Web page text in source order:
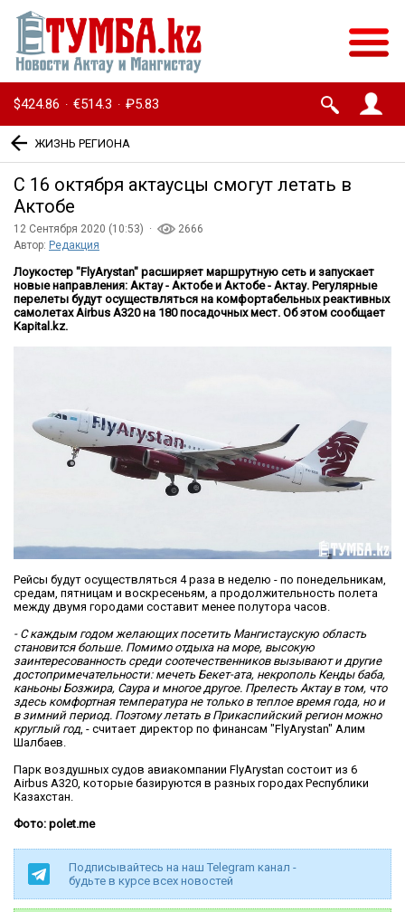
$424.86 · €514.3 · ₽5.83
ЖИЗНЬ РЕГИОНА
С 16 октября актаусцы смогут летать в
Актобе
12 Сентября 2020 (10:53) ·
2666
Автор: Редакция
Лоукостер "FlyArystan" расширяет маршрутную сеть и запускает
новые направления: Актау - Актобе и Актобе - Актау. Регулярные
перелеты будут осуществляться на комфортабельных реактивных
самолетах Airbus A320 на 180 посадочных мест. Об этом сообщает
Kapital.kz.
Рейсы будут осуществляться 4 раза в неделю - по понедельникам,
средам, пятницам и воскресеньям, а продолжительность полета
между двумя городами составит менее полутора часов.
- С каждым годом желающих посетить Мангистаускую область
становится больше. Помимо отдыха на море, высокую
заинтересованность среди соотечественников вызывают и другие
достопримечательности: мечеть Бекет-ата, некрополь Кенды баба,
каньоны Бозжира, Саура и многое другое. Прелесть Актау в том, что
здесь комфортная температура не только в теплое время года, но и
в зимний период. Поэтому летать в Прикаспийский регион можно
круглый год, - считает директор по финансам "FlyArystan" Алим
Шалбаев.
Парк воздушных судов авиакомпании FlyArystan состоит из 6
Airbus A320, которые базируются в разных городах Республики
Казахстан.
Фото: polet.me
Подписывайтесь на наш Telegram канал -
будьте в курсе всех новостей